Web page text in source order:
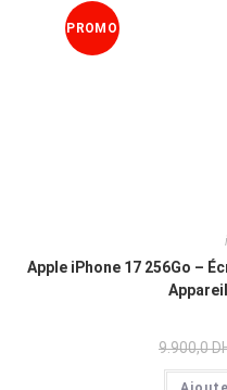
PROMO
Apple iPhone 17 256Go –
9.900,0